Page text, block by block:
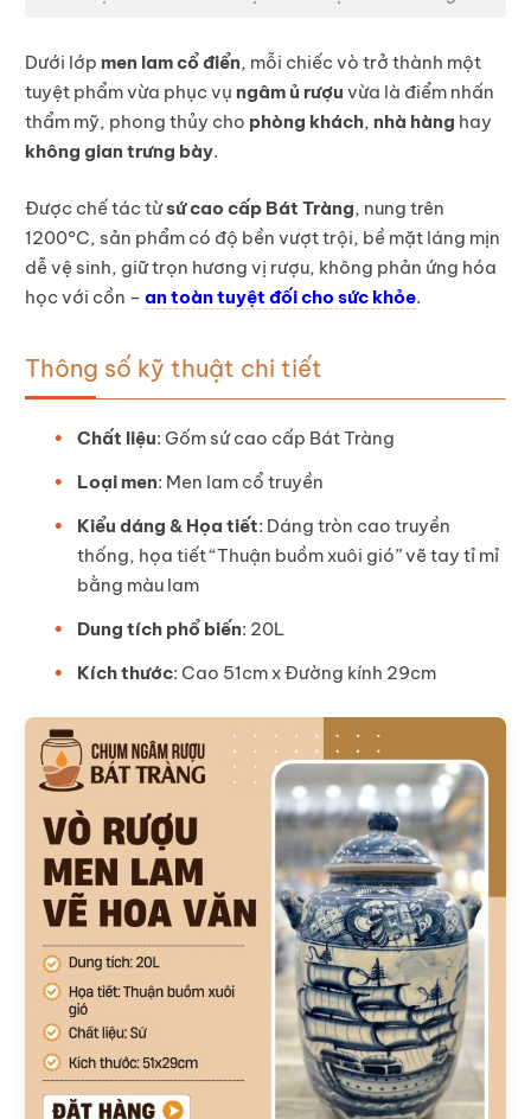
Dưới lớp men lam cổ điển, mỗi chiếc vò trở thành một
tuyệt phẩm vừa phục vụ ngâm ủ rượu vừa là điểm nhấn
thẩm mỹ, phong thủy cho phòng khách, nhà hàng hay
không gian trưng bày.
Được chế tác từsứ cao cấp Bát Tràng, nung trên
1200°C, sản phẩm có độ bền vượt trội, bề mặt láng mịn
dễ vệ sinh, giữ trọn hương vị rượu, không phản ứng hóa
học với cồn – an toàn tuyệt đối cho sức khỏe.
Thông số kỹ thuật chi tiết
Chất liệu: Gốm sứ cao cấp Bát Tràng
Loại men: Men lam cổ truyền
Kiểu dáng & Họa tiết: Dáng tròn cao truyền
thống, họa tiết “Thuận buồm xuôi gió” vẽ tay tỉ mỉ
bằng màu lam
Dung tích phổ biến: 20L
Kích thước: Cao 51cm x Đường kính 29cm